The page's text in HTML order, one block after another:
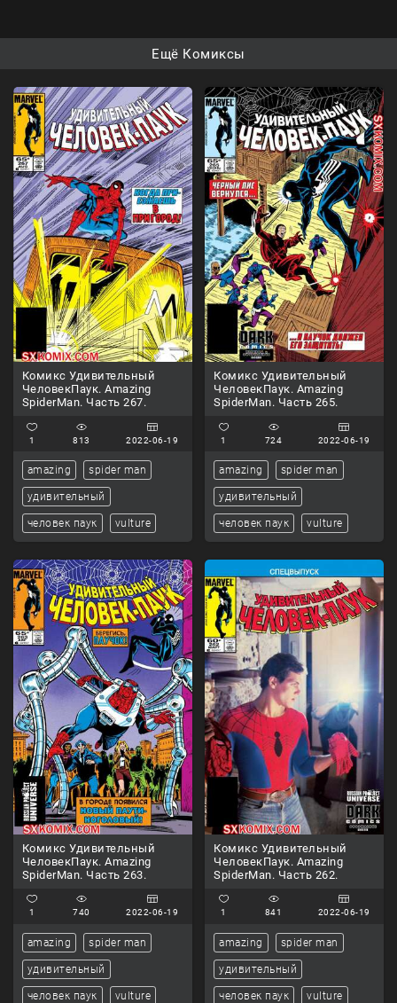
Ещё Комиксы
Комикс Удивительный
ЧеловекПаук. Amazing
SpiderMan. Часть 267.
1 813 2022-06-19
amazing spider man
удивительный
человек паук vulture
Комикс Удивительный
ЧеловекПаук. Amazing
SpiderMan. Часть 265.
1 724 2022-06-19
amazing spider man
удивительный
человек паук vulture
Комикс Удивительный
ЧеловекПаук. Amazing
SpiderMan. Часть 263.
1 740 2022-06-19
amazing spider man
удивительный
человек паук vulture
Комикс Удивительный
ЧеловекПаук. Amazing
SpiderMan. Часть 262.
1 841 2022-06-19
amazing spider man
удивительный
человек паук vulture